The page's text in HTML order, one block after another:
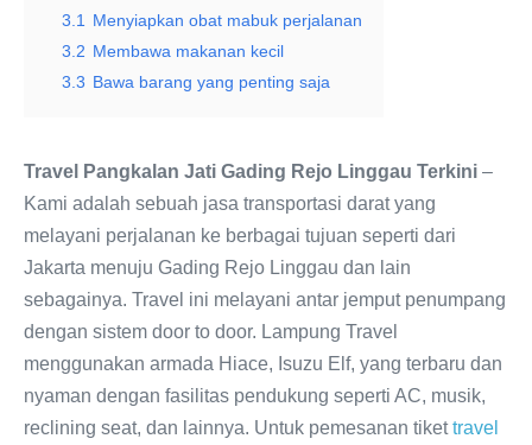
3.1
Menyiapkan obat mabuk perjalanan
3.2 Membawa makanan kecil
3.3 Bawa barang yang penting saja
Travel Pangkalan Jati Gading Rejo Linggau Terkini –
Kami adalah sebuah jasa transportasi darat yang
melayani perjalanan ke berbagai tujuan seperti dari
Jakarta menuju Gading Rejo Linggau dan lain
sebagainya. Travel ini melayani antar jemput penumpang
dengan sistem door to door. Lampung Travel
menggunakan armada Hiace, Isuzu Elf, yang terbaru dan
nyaman dengan fasilitas pendukung seperti AC, musik,
reclining seat, dan lainnya. Untuk pemesanan tikettravel